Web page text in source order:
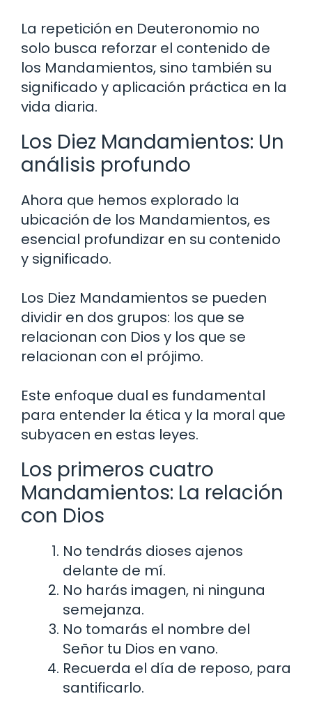
La repetición en Deuteronomio no
solo busca reforzar el contenido de
los Mandamientos, sino también su
significado y aplicación práctica en la
vida diaria.
Los Diez Mandamientos: Un
análisis profundo
Ahora que hemos explorado la
ubicación de los Mandamientos, es
esencial profundizar en su contenido
y significado.
Los Diez Mandamientos se pueden
dividir en dos grupos: los que se
relacionan con Dios y los que se
relacionan con el prójimo.
Este enfoque dual es fundamental
para entender la ética y la moral que
subyacen en estas leyes.
Los primeros cuatro
Mandamientos: La relación
con Dios
No tendrás dioses ajenos
delante de mí.
No harás imagen, ni ninguna
semejanza.
No tomarás el nombre del
Señor tu Dios en vano.
Recuerda el día de reposo, para
santificarlo.